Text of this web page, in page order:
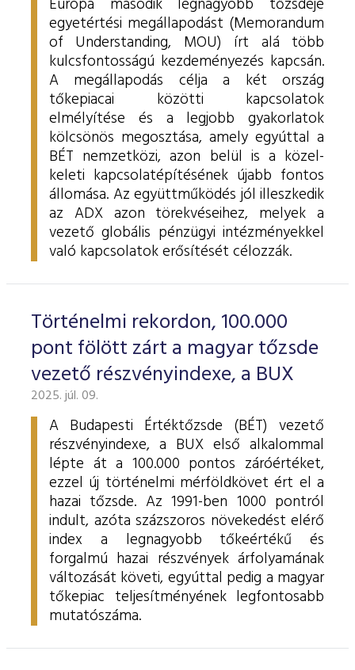
Európa második legnagyobb tőzsdéje
egyetértési megállapodást (Memorandum
of Understanding, MOU) írt alá több
kulcsfontosságú kezdeményezés kapcsán.
A megállapodás célja a két ország
tőkepiacai közötti kapcsolatok
elmélyítése és a legjobb gyakorlatok
kölcsönös megosztása, amely egyúttal a
BÉT nemzetközi, azon belül is a közel-
keleti kapcsolatépítésének újabb fontos
állomása. Az együttműködés jól illeszkedik
az ADX azon törekvéseihez, melyek a
vezető globális pénzügyi intézményekkel
való kapcsolatok erősítését célozzák.
Történelmi rekordon, 100.000
pont fölött zárt a magyar tőzsde
vezető részvényindexe, a BUX
2025. júl. 09.
A Budapesti Értéktőzsde (BÉT) vezető
részvényindexe, a BUX első alkalommal
lépte át a 100.000 pontos záróértéket,
ezzel új történelmi mérföldkövet ért el a
hazai tőzsde. Az 1991-ben 1000 pontról
indult, azóta százszoros növekedést elérő
index a legnagyobb tőkeértékű és
forgalmú hazai részvények árfolyamának
változását követi, egyúttal pedig a magyar
tőkepiac teljesítményének legfontosabb
mutatószáma.